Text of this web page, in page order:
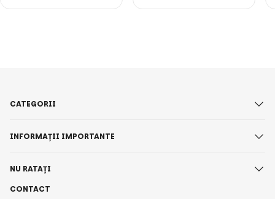
CONTACT
CATEGORII
INFORMAȚII IMPORTANTE
NU RATAȚI